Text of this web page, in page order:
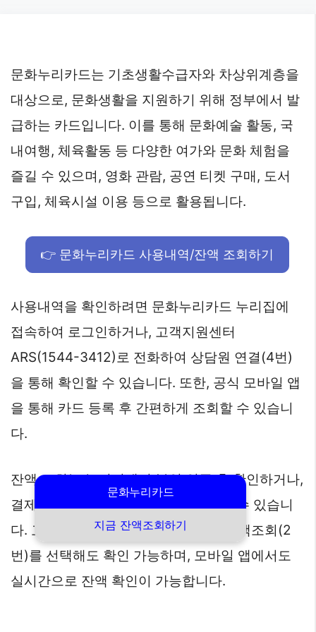
문화누리카드
지금 잔액조회하기
문화누리카드는 기초생활수급자와 차상위계층을
대상으로, 문화생활을 지원하기 위해 정부에서 발
급하는 카드입니다. 이를 통해 문화예술 활동, 국
내여행, 체육활동 등 다양한 여가와 문화 체험을
즐길 수 있으며, 영화 관람, 공연 티켓 구매, 도서
구입, 체육시설 이용 등으로 활용됩니다.
👉 문화누리카드 사용내역/잔액 조회하기
사용내역을 확인하려면 문화누리카드 누리집에
접속하여 로그인하거나, 고객지원센터
ARS(1544-3412)로 전화하여 상담원 연결(4번)
을 통해 확인할 수 있습니다. 또한, 공식 모바일 앱
을 통해 카드 등록 후 간편하게 조회할 수 있습니
다.
잔액 조회는 누리집에서 본인 인증 후 확인하거나,
결제 후 문자 알림을 통해 잔액을 받을 수 있습니
다. 고객센터 ARS(1544-3412)에서 잔액조회(2
번)를 선택해도 확인 가능하며, 모바일 앱에서도
실시간으로 잔액 확인이 가능합니다.